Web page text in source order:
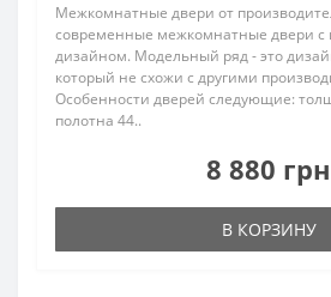
Межкомнатные двери от
современные межкомнатные двери
дизайном. Модельный ряд - это
который не схожи с другими
Особенности дверей следующие:
полотна 44..
8 880 грн
В КОРЗИНУ